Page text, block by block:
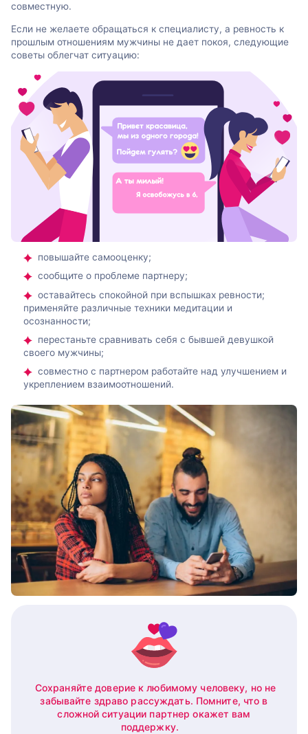
совместную.
Если не желаете обращаться к специалисту, а ревность к
прошлым отношениям мужчины не дает покоя, следующие
советы облегчат ситуацию:
повышайте самооценку;
сообщите о проблеме партнеру;
оставайтесь спокойной при вспышках ревности;
применяйте различные техники медитации и
осознанности;
перестаньте сравнивать себя с бывшей девушкой
своего мужчины;
совместно с партнером работайте над улучшением и
укреплением взаимоотношений.
Сохраняйте доверие к любимому человеку, но не
забывайте здраво рассуждать. Помните, что в
сложной ситуации партнер окажет вам
поддержку.